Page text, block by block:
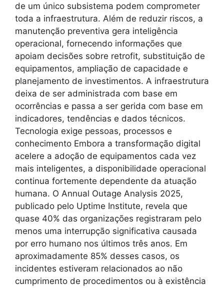
de um único subsistema podem comprometer
toda a infraestrutura. Além de reduzir riscos, a
manutenção preventiva gera inteligência
operacional, fornecendo informações que
apoiam decisões sobre retrofit, substituição de
equipamentos, ampliação de capacidade e
planejamento de investimentos. A infraestrutura
deixa de ser administrada com base em
ocorrências e passa a ser gerida com base em
indicadores, tendências e dados técnicos.
Tecnologia exige pessoas, processos e
conhecimento Embora a transformação digital
acelere a adoção de equipamentos cada vez
mais inteligentes, a disponibilidade operacional
continua fortemente dependente da atuação
humana. O Annual Outage Analysis 2025,
publicado pelo Uptime Institute, revela que
quase 40% das organizações registraram pelo
menos uma interrupção significativa causada
por erro humano nos últimos três anos. Em
aproximadamente 85% desses casos, os
incidentes estiveram relacionados ao não
cumprimento de procedimentos ou à existência